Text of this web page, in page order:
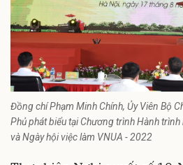
Đồng chí Phạm Minh Chính, Ủy Viên Bộ
Phủ phát biểu tại Chương trình Hành
và Ngày hội việc làm VNUA - 2022